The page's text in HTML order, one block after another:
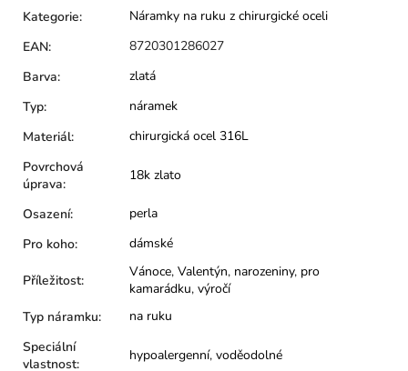
Kategorie:
Náramky na ruku z chirurgické oceli
EAN:
8720301286027
Barva:
zlatá
Typ:
náramek
Materiál:
chirurgická ocel 316L
Povrchová
úprava:
18k zlato
Osazení:
perla
Pro koho: dámské
Příležitost:
Vánoce, Valentýn, narozeniny, pro
kamarádku, výročí
Typ náramku:
na ruku
Speciální
vlastnost:
hypoalergenní, voděodolné